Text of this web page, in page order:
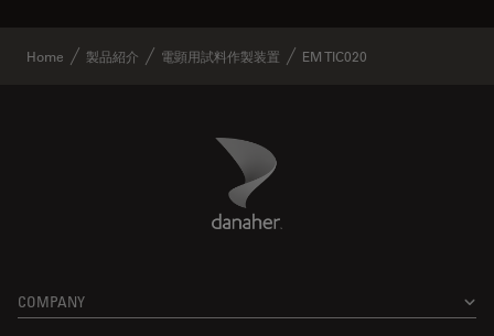
Home 製品紹介 電顕用試料作製装置 EM TIC020
Danaher Logo
COMPANY